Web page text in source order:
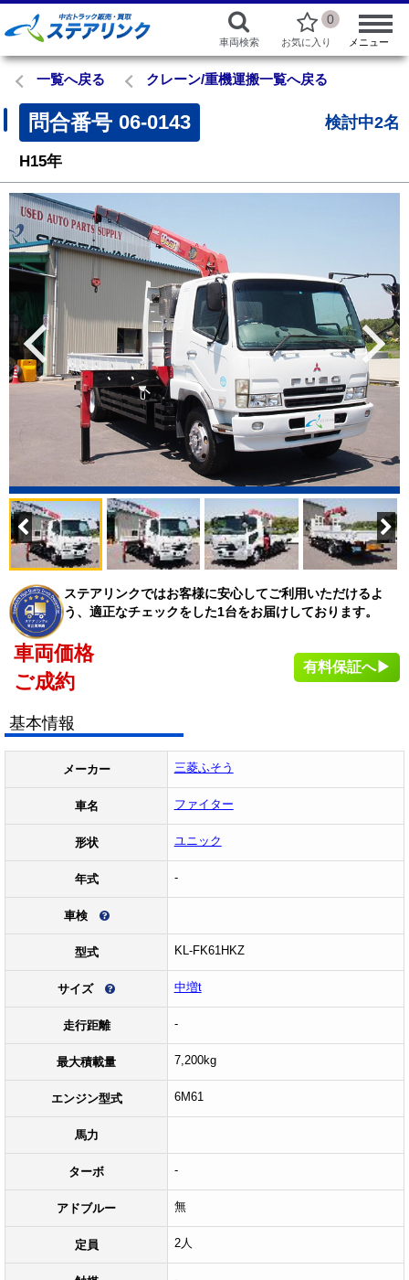
車両検索
0
お気に入り メニュー
一覧へ戻る クレーン/重機運搬一覧へ戻る
問合番号 06-0143 検討中2名
H15年
ステアリンクではお客様に安心してご利用いただけるよ
う、適正なチェックをした1台をお届けしております。
車両価格
ご成約
有料保証へ▶
基本情報
メーカー 三菱ふそう
車名 ファイター
形状 ユニック
年式 -
車検
型式 KL-FK61HKZ
サイズ 中増t
走行距離 -
最大積載量 7,200kg
エンジン型式 6M61
馬力
ターボ -
アドブルー 無
定員 2人